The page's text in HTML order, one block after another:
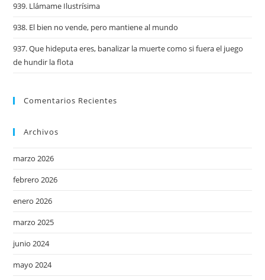
939. Llámame Ilustrísima
938. El bien no vende, pero mantiene al mundo
937. Que hideputa eres, banalizar la muerte como si fuera el juego
de hundir la flota
Comentarios Recientes
Archivos
marzo 2026
febrero 2026
enero 2026
marzo 2025
junio 2024
mayo 2024